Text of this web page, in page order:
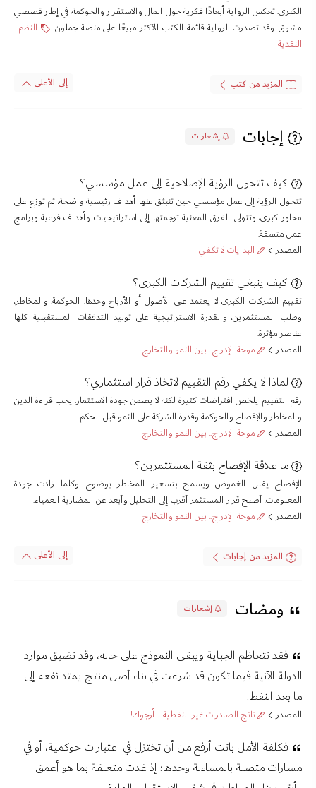
الكبرى. تعكس الرواية أبعادًا فكرية حول المال والاستقرار والحوكمة، في إطار قصصي
مشوق. وقد تصدرت الرواية قائمة الكتب الأكثر مبيعًا على منصة جملون.
النظم-
النقدية
المزيد من كتب إلى الأعلى
إجابات إشعارات
كيف تتحول الرؤية الإصلاحية إلى عمل مؤسسي؟
تتحول الرؤية إلى عمل مؤسسي حين تنبثق عنها أهداف رئيسية واضحة، ثم توزع على
محاور كبرى، وتتولى الفرق المعنية ترجمتها إلى استراتيجيات وأهداف فرعية وبرامج
عمل متسقة.
المصدر
البدايات لا تكفي
كيف ينبغي تقييم الشركات الكبرى؟
تقييم الشركات الكبرى لا يعتمد على الأصول أو الأرباح وحدها. الحوكمة، والمخاطر،
وطلب المستثمرين، والقدرة الاستراتيجية على توليد التدفقات المستقبلية كلها
عناصر مؤثرة.
المصدر
موجة الإدراج.. بين النمو والتخارج
لماذا لا يكفي رقم التقييم لاتخاذ قرار استثماري؟
رقم التقييم يلخص افتراضات كثيرة لكنه لا يضمن جودة الاستثمار. يجب قراءة الدين
والمخاطر والإفصاح والحوكمة وقدرة الشركة على النمو قبل الحكم.
المصدر
موجة الإدراج.. بين النمو والتخارج
ما علاقة الإفصاح بثقة المستثمرين؟
الإفصاح يقلل الغموض ويسمح بتسعير المخاطر بوضوح. وكلما زادت جودة
المعلومات، أصبح قرار المستثمر أقرب إلى التحليل وأبعد عن المضاربة العمياء.
المصدر
موجة الإدراج.. بين النمو والتخارج
المزيد من إجابات إلى الأعلى
ومضات إشعارات
فقد تتعاظم الجباية ويبقى النموذج على حاله، وقد تضيق موارد
الدولة الآنية فيما تكون قد شرعت في بناء أصل منتج يمتد نفعه إلى
ما بعد النفط.
المصدر ناتج الصادرات غير النفطية... أرجوك!
فكلفة الأمل باتت أرفع من أن تختزل في اعتبارات حوكمية، أو في
مسارات متصلة بالمساءلة وحدها؛ إذ غدت متعلقة بما هو أعمق